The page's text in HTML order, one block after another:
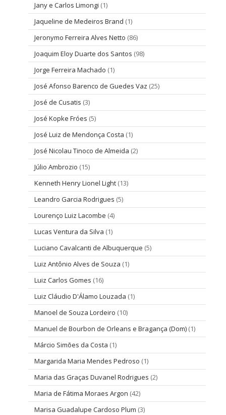
Jany e Carlos Limongi (1)
Jaqueline de Medeiros Brand (1)
Jeronymo Ferreira Alves Netto (86)
Joaquim Eloy Duarte dos Santos (98)
Jorge Ferreira Machado (1)
José Afonso Barenco de Guedes Vaz (25)
José de Cusatis (3)
José Kopke Fróes (5)
José Luiz de Mendonça Costa (1)
José Nicolau Tinoco de Almeida (2)
Júlio Ambrozio (15)
Kenneth Henry Lionel Light (13)
Leandro Garcia Rodrigues (5)
Lourenço Luiz Lacombe (4)
Lucas Ventura da Silva (1)
Luciano Cavalcanti de Albuquerque (5)
Luiz Antônio Alves de Souza (1)
Luiz Carlos Gomes (16)
Luiz Cláudio D'Álamo Louzada (1)
Manoel de Souza Lordeiro (10)
Manuel de Bourbon de Orleans e Bragança (Dom) (1)
Márcio Simões da Costa (1)
Margarida Maria Mendes Pedroso (1)
Maria das Graças Duvanel Rodrigues (2)
Maria de Fátima Moraes Argon (42)
Marisa Guadalupe Cardoso Plum (3)